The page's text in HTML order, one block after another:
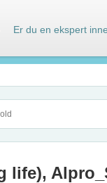
life),
Er du en ekspert